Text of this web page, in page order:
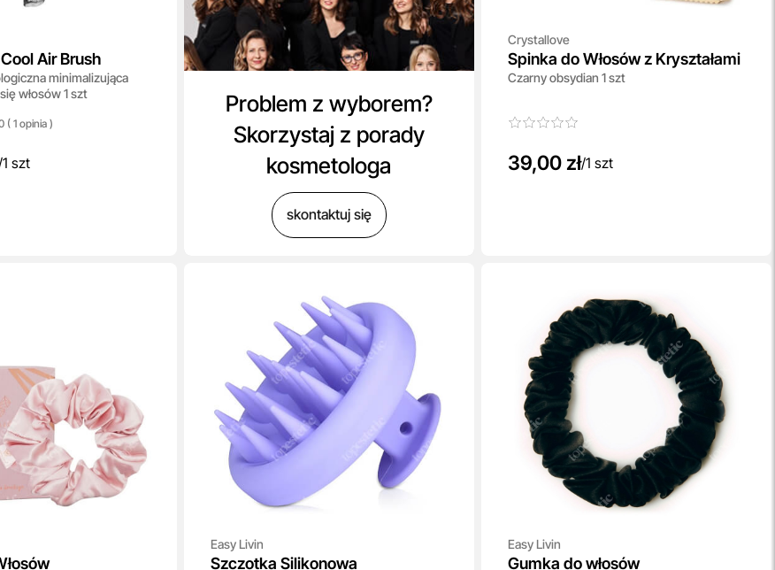
Air Brush
minimalizująca
włosów 1 szt
( 1opinia)
1 szt
Problem z wyborem?
Skorzystaj z porady
kosmetologa
skontaktuj się
Crystallove
Spinka do Włosów z Kryształami
Czarny obsydian 1 szt
39,00 zł/1 szt
Easy Livin
Szczotka Silikonowa
Easy Livin
Gumka do włosów